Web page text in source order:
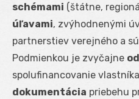
schémami (štátne,
úľavami, zvýhodnenými
partnerstiev verejného a
Podmienkou je zvyčajne
spolufinancovanie
dokumentácia priebehu